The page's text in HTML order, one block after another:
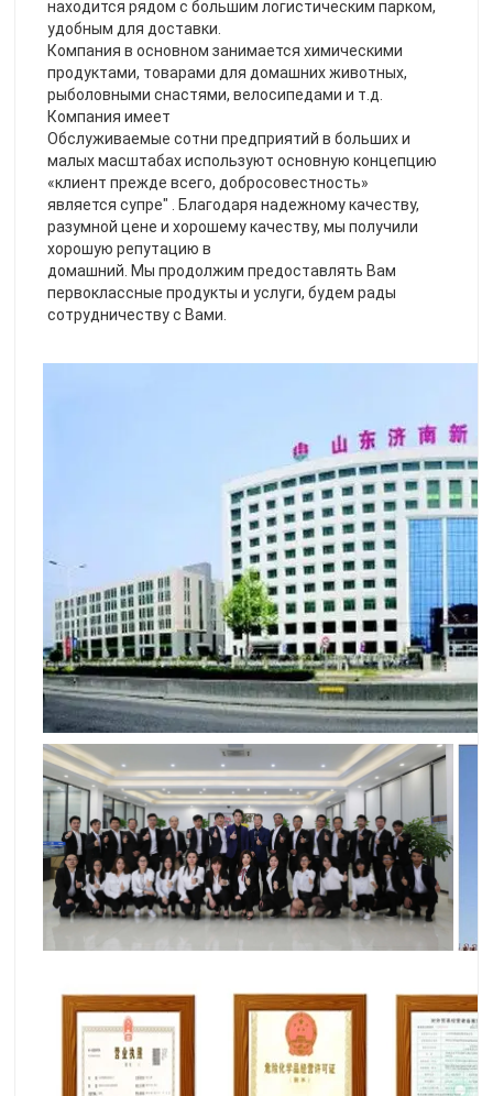
находится рядом с большим логистическим парком,
удобным для доставки.
Компания в основном занимается химическими
продуктами, товарами для домашних животных,
рыболовными снастями, велосипедами и т.д.
Компания имеет
Обслуживаемые сотни предприятий в больших и
малых масштабах используют основную концепцию
«клиент прежде всего, добросовестность»
является супре" . Благодаря надежному качеству,
разумной цене и хорошему качеству, мы получили
хорошую репутацию в
домашний. Мы продолжим предоставлять Вам
первоклассные продукты и услуги, будем рады
сотрудничеству с Вами.